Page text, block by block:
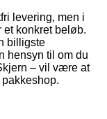
levering, men i
et konkret beløb.
billigste
hensyn til om du
– vil være at